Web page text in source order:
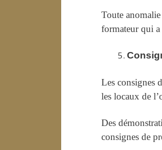
Toute
formateur qui
Les consignes
les locaux de
Des
consignes de